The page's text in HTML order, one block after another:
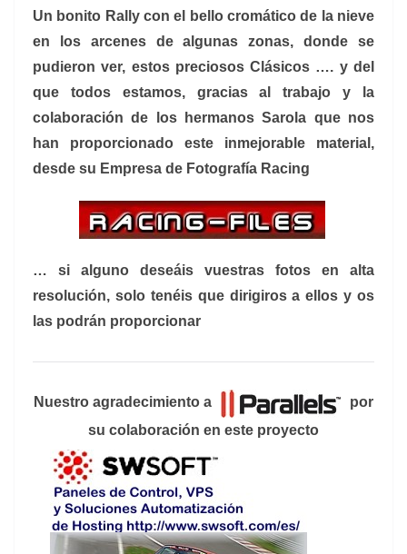
Un bonito Rally con el bello cromático de la nieve
en los arcenes de algunas zonas, donde se
pudieron ver, estos preciosos Clásicos …. y del
que todos estamos, gracias al trabajo y la
colaboración de los hermanos Sarola que nos
han proporcionado este inmejorable material,
desde su Empresa de Fotografía Racing
… si alguno deseáis vuestras fotos en alta
resolución, solo tenéis que dirigiros a ellos y os
las podrán proporcionar
Nuestro agradecimiento a
por
su colaboración en este proyecto